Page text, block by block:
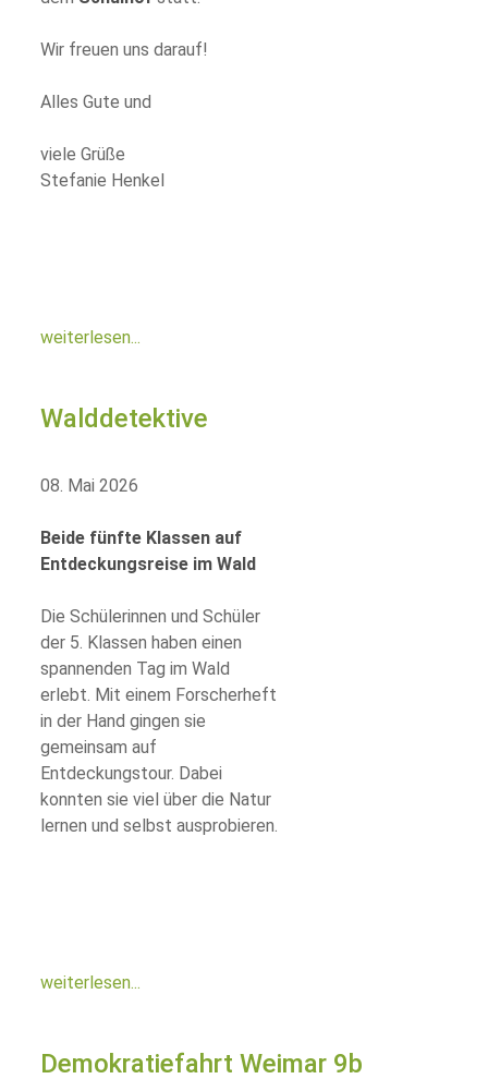
Wir freuen uns darauf!
Alles Gute und
viele Grüße
Stefanie Henkel
weiterlesen...
Walddetektive
08. Mai 2026
Beide fünfte Klassen auf
Entdeckungsreise im Wald
Die Schülerinnen und Schüler
der 5. Klassen haben einen
spannenden Tag im Wald
erlebt. Mit einem Forscherheft
in der Hand gingen sie
gemeinsam auf
Entdeckungstour. Dabei
konnten sie viel über die Natur
lernen und selbst ausprobieren.
weiterlesen...
Demokratiefahrt Weimar 9b